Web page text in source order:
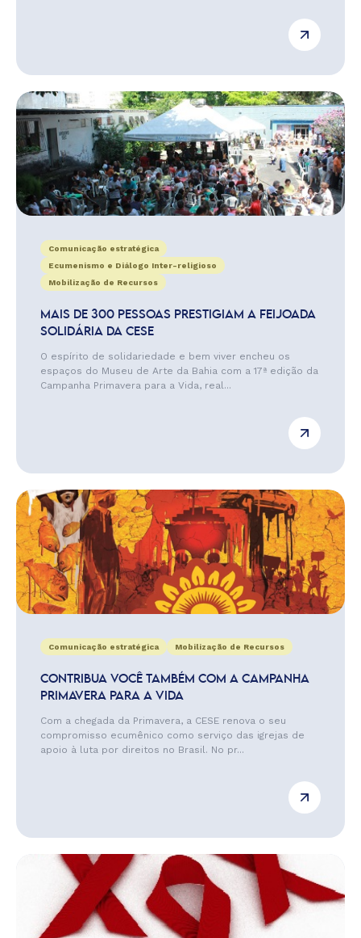
Comunicação estratégica
Ecumenismo e Diálogo Inter-religioso
Mobilização de Recursos
MAIS DE 300 PESSOAS PRESTIGIAM A FEIJOADA
SOLIDÁRIA DA CESE
O espírito de solidariedade e bem viver encheu os
espaços do Museu de Arte da Bahia com a 17ª edição da
Campanha Primavera para a Vida, real...
Comunicação estratégica Mobilização de Recursos
CONTRIBUA VOCÊ TAMBÉM COM A CAMPANHA
PRIMAVERA PARA A VIDA
Com a chegada da Primavera, a CESE renova o seu
compromisso ecumênico como serviço das igrejas de
apoio à luta por direitos no Brasil. No pr...